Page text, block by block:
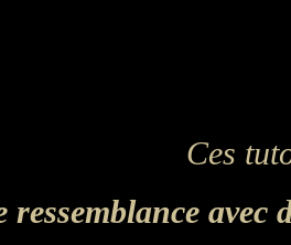
Ces
ressemblance